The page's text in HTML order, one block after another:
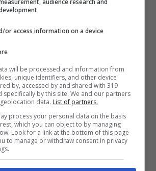
song that’s not about you
tell you that
nothing if I can’t have
audience research and
or access information on a device
will be processed and information from
unique identifiers, and other device
by, accessed by and shared with 319
specifically by this site. We and our partners
data. List of partners.
process your personal data on the basis
which you can object to by managing
Look for a link at the bottom of this page
to manage or withdraw consent in privacy